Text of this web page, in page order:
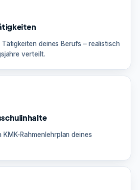
deines Berufs – realistisch
verteilt.
Rahmenlehrplan deines